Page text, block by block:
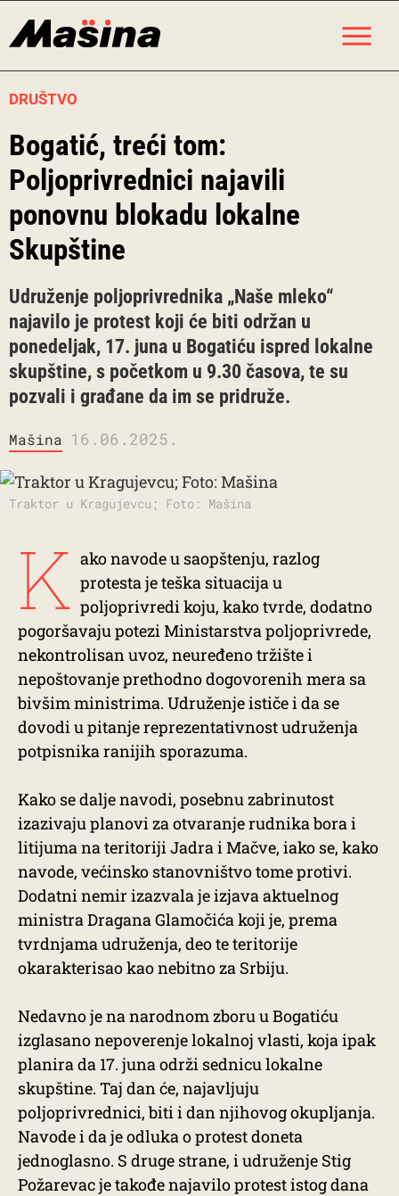
DRUŠTVO
Bogatić, treći tom:
Poljoprivrednici najavili
ponovnu blokadu lokalne
Skupštine
Udruženje poljoprivrednika „Naše mleko“
najavilo je protest koji će biti održan u
ponedeljak, 17. juna u Bogatiću ispred lokalne
skupštine, s početkom u 9.30 časova, te su
pozvali i građane da im se pridruže.
Mašina 16.06.2025.
Traktor u Kragujevcu; Foto: Mašina
K ako navode u saopštenju, razlog
protesta je teška situacija u
poljoprivredi koju, kako tvrde, dodatno
pogoršavaju potezi Ministarstva poljoprivrede,
nekontrolisan uvoz, neuređeno tržište i
nepoštovanje prethodno dogovorenih mera sa
bivšim ministrima. Udruženje ističe i da se
dovodi u pitanje reprezentativnost udruženja
potpisnika ranijih sporazuma.
Kako se dalje navodi, posebnu zabrinutost
izazivaju planovi za otvaranje rudnika bora i
litijuma na teritoriji Jadra i Mačve, iako se, kako
navode, većinsko stanovništvo tome protivi.
Dodatni nemir izazvala je izjava aktuelnog
ministra Dragana Glamočića koji je, prema
tvrdnjama udruženja, deo te teritorije
okarakterisao kao nebitno za Srbiju.
Nedavno je na narodnom zboru u Bogatiću
izglasano nepoverenje lokalnoj vlasti, koja ipak
planira da 17. juna održi sednicu lokalne
skupštine. Taj dan će, najavljuju
poljoprivrednici, biti i dan njihovog okupljanja.
Navode i da je odluka o protest doneta
jednoglasno. S druge strane, i udruženje Stig
Požarevac je takođe najavilo protest istog dana